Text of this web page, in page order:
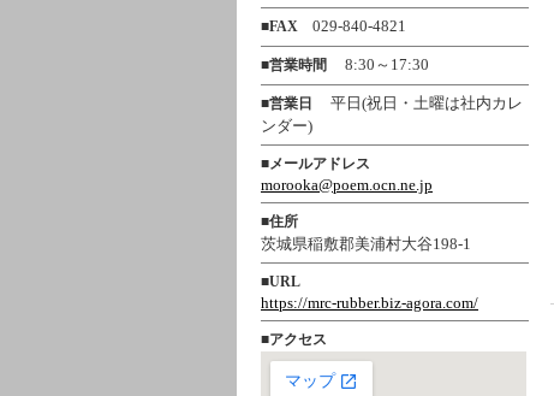
■FAX 029-840-4821
■営業時間 8:30～17:30
■営業日
平日(祝日・土曜は社内カレ
ンダー)
■メールアドレス
morooka@poem.ocn.ne.jp
■住所
茨城県稲敷郡美浦村大谷198-1
■URL
https://mrc-rubber.biz-agora.com/
■アクセス